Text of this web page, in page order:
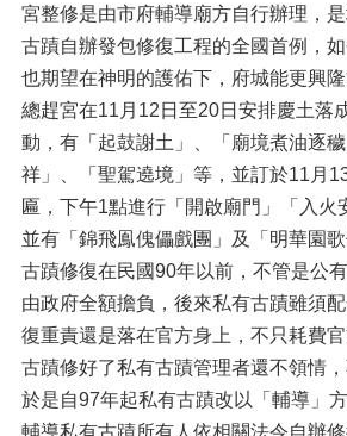
宮整修是由市府輔導廟方自行辦理，
古蹟自辦發包修復工程的全國首例，如
也期望在神明的護佑下，府城能更興隆
總趕宮在11月12日至20日安排慶土落
動，有「起鼓謝土」、「廟境煮油逐
祥」、「聖駕遶境」等，並訂於11月
匾，下午1點進行「開啟廟門」「入火
並有「錦飛鳯傀儡戲團」及「明華園歌
古蹟修復在民國90年以前，不管是公
由政府全額擔負，後來私有古蹟雖須
復重責還是落在官方身上，不只耗費
古蹟修好了私有古蹟管理者還不領情，
於是自97年起私有古蹟改以「輔導」
輔導私有古蹟所有人依相關法令自辦